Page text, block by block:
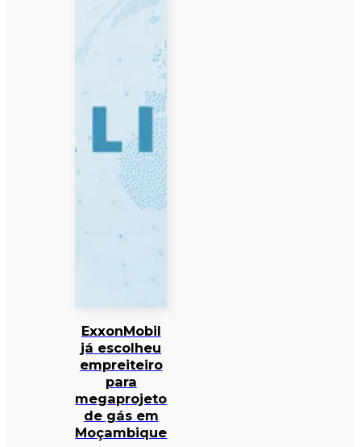
ExxonMobil
já escolheu
empreiteiro
para
megaprojeto
de gás em
Moçambique